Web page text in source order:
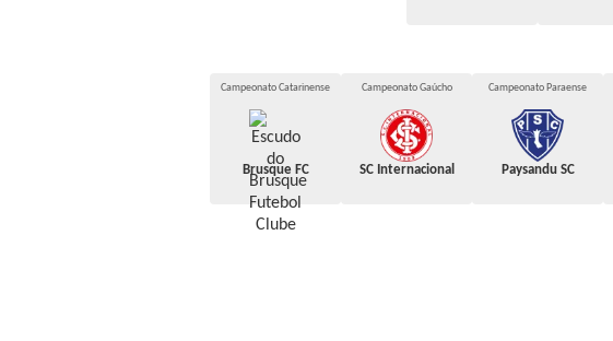
Campeonato Catarinense
Brusque FC
Campeonato Gaúcho
SC Internacional
Campeonato Paraense
Paysandu SC